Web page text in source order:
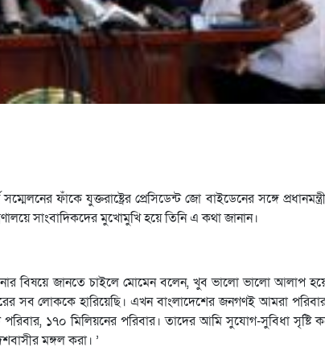
ফাঁকে যুক্তরাষ্ট্রের প্রেসিডেন্ট জো বাইডেনের সঙ্গে
সাংবাদিকদের মুখোমুখি হয়ে তিনি এ কথা জানান।
বিষয়ে জানতে চাইলে মোমেন বলেন, খুব ভালো ভালো আলাপ
সব লোককে হারিয়েছি। এখন বাংলাদেশের জনগণই আমরা
১৭০ মিলিয়নের পরিবার। তাদের আমি সুযোগ-সুবিধা সৃষ্টি
মঙ্গল করা। ’